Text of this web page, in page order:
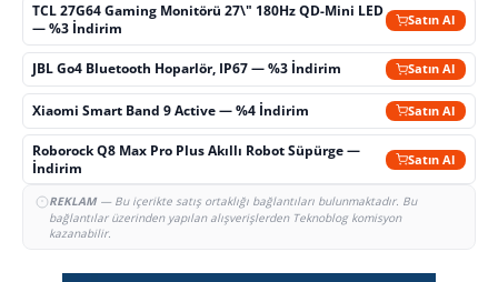
TCL 27G64 Gaming Monitörü 27\" 180Hz QD-Mini LED
— %3 İndirim
Satın Al
JBL Go4 Bluetooth Hoparlör, IP67 — %3 İndirim Satın Al
Xiaomi Smart Band 9 Active — %4 İndirim Satın Al
Roborock Q8 Max Pro Plus Akıllı Robot Süpürge —
İndirim
Satın Al
REKLAM— Bu içerikte satış ortaklığı bağlantıları bulunmaktadır. Bu
bağlantılar üzerinden yapılan alışverişlerden Teknoblog komisyon
kazanabilir.